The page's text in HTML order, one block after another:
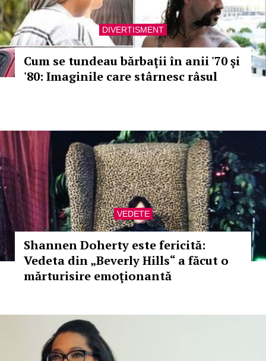
DIVERTISMENT
Cum se tundeau bărbaţii în anii '70 şi
'80: Imaginile care stârnesc râsul
VEDETE
Shannen Doherty este fericită:
Vedeta din „Beverly Hills“ a făcut o
mărturisire emoţionantă